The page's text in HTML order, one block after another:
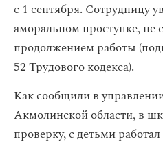
с 1 сентября. Сотрудницу
аморальном проступке,
продолжением работы
52 Трудового кодекса).
Как сообщили в
Акмолинской области, в
проверку, с детьми